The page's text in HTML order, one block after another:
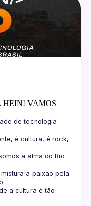
HEIN! VAMOS
de tecnologia
é cultura, é rock,
a alma do Rio
a paixão pela
a cultura é tão